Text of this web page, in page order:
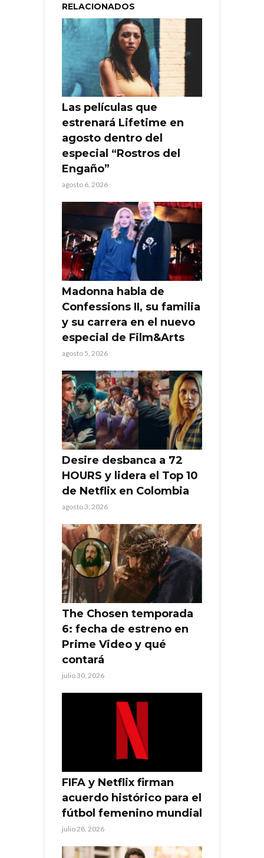
RELACIONADOS
Las películas que
estrenará Lifetime en
agosto dentro del
especial “Rostros del
Engaño”
agosto 6, 2026
Madonna habla de
Confessions II, su familia
y su carrera en el nuevo
especial de Film&Arts
agosto 5, 2026
Desire desbanca a 72
HOURS y lidera el Top 10
de Netflix en Colombia
agosto 3, 2026
The Chosen temporada
6: fecha de estreno en
Prime Video y qué
contará
julio 30, 2026
FIFA y Netflix firman
acuerdo histórico para el
fútbol femenino mundial
julio 28, 2026